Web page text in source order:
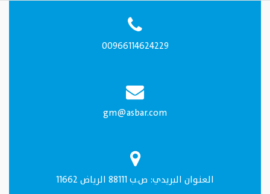
00966114624229
gm@asbar.com
العنـوان البريدي: ص.ب 88111 الرياض 11662